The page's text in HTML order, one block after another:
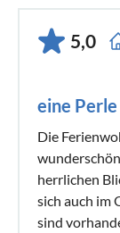
5,0
eine
Die
herrlichen
sich auch im
sind